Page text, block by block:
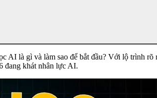
AI là gì và làm sao để bắt đầu? Với lộ trình rõ
đang khát nhân lực AI.